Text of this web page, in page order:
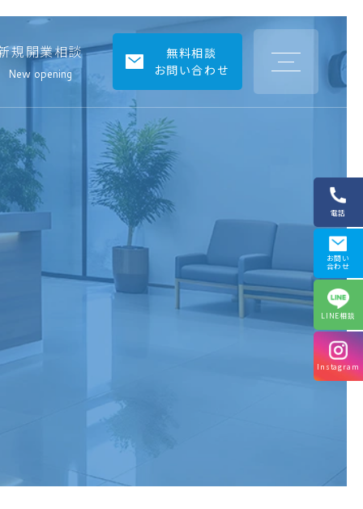
日
前
ビ
ル
居
抜
き
テ
ナ
ン
規開業相談
New opening
無料相談
お問い合わせ
電話
お問い
合わせ
LINE相談
Instagram